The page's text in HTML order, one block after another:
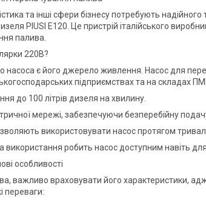
та інші сфери бізнесу потребують
PIUSI E120. Це пристрій італійського
палива.
220В?
насоса є його джерело живлення. Насос для
підприємствах та на складах
до 100 літрів дизеля на хвилину.
мережі, забезпечуючи безперебійну
використовувати насос протягом
використання робить насос доступним навіть
особливості
враховувати його характеристики,
переваги: